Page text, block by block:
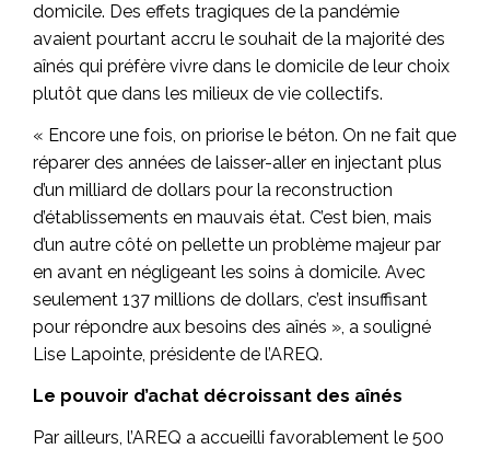
domicile. Des effets tragiques de la pandémie
avaient pourtant accru le souhait de la majorité des
aînés qui préfère vivre dans le domicile de leur choix
plutôt que dans les milieux de vie collectifs.
« Encore une fois, on priorise le béton. On ne fait que
réparer des années de laisser-aller en injectant plus
d’un milliard de dollars pour la reconstruction
d’établissements en mauvais état. C’est bien, mais
d’un autre côté on pellette un problème majeur par
en avant en négligeant les soins à domicile. Avec
seulement 137 millions de dollars, c’est insuffisant
pour répondre aux besoins des aînés », a souligné
Lise Lapointe, présidente de l’AREQ.
Le pouvoir d’achat décroissant des aînés
Par ailleurs, l’AREQ a accueilli favorablement le 500